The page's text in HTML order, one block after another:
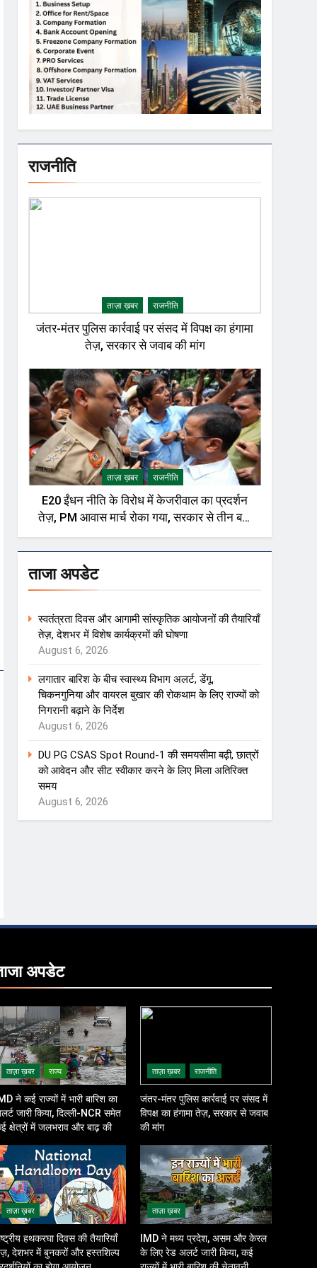
राजनीति
ताज़ा ख़बर राजनीति
जंतर-मंतर पुलिस कार्रवाई पर संसद में विपक्ष का हंगामा
तेज़, सरकार से जवाब की मांग
ताज़ा ख़बर राजनीति
E20 ईंधन नीति के विरोध में केजरीवाल का प्रदर्शन
तेज़, PM आवास मार्च रोका गया, सरकार से तीन बड़ी
मांगें
ताजा अपडेट
स्वतंत्रता दिवस और आगामी सांस्कृतिक आयोजनों की तैयारियाँ
तेज़, देशभर में विशेष कार्यक्रमों की घोषणा
August 6, 2026
लगातार बारिश के बीच स्वास्थ्य विभाग अलर्ट, डेंगू,
चिकनगुनिया और वायरल बुखार की रोकथाम के लिए राज्यों को
निगरानी बढ़ाने के निर्देश
August 6, 2026
DU PG CSAS Spot Round-1 की समयसीमा बढ़ी, छात्रों
को आवेदन और सीट स्वीकार करने के लिए मिला अतिरिक्त
समय
August 6, 2026
अपडेट
ताज़ा ख़बर राज्य
ने कई राज्यों में भारी बारिश का
जारी किया, दिल्ली-NCR समेत
क्षेत्रों में जलभराव और बाढ़ की
ताज़ा ख़बर राजनीति
जंतर-मंतर पुलिस कार्रवाई पर संसद में
विपक्ष का हंगामा तेज़, सरकार से जवाब
की मांग
ताज़ा ख़बर
हथकरघा दिवस की तैयारियाँ
देशभर में बुनकरों और हस्तशिल्प
ताज़ा ख़बर
IMD ने मध्य प्रदेश, असम और केरल
के लिए रेड अलर्ट जारी किया, कई